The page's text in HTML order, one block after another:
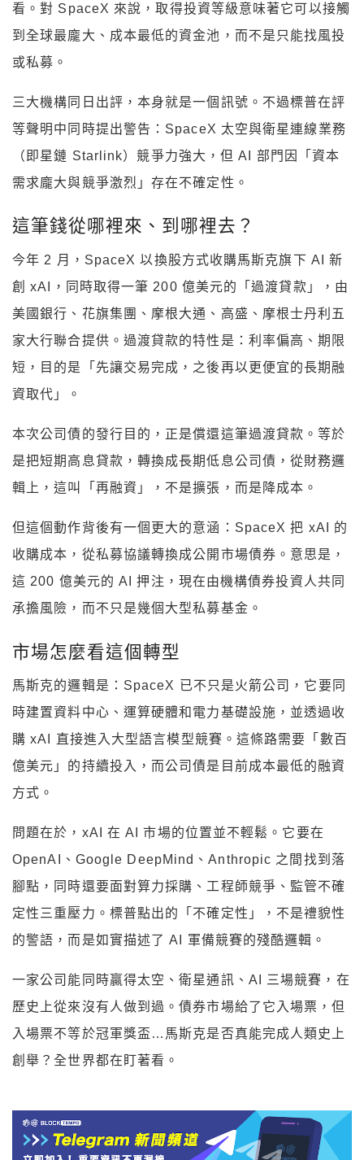
看。對 SpaceX 來說，取得投資等級意味著它可以接觸
到全球最龐大、成本最低的資金池，而不是只能找風投
或私募。
三大機構同日出評，本身就是一個訊號。不過標普在評
等聲明中同時提出警告：SpaceX 太空與衛星連線業務
（即星鏈 Starlink）競爭力強大，但 AI 部門因「資本
需求龐大與競爭激烈」存在不確定性。
這筆錢從哪裡來、到哪裡去？
今年 2 月，SpaceX 以換股方式收購馬斯克旗下 AI 新
創 xAI，同時取得一筆 200 億美元的「過渡貸款」，由
美國銀行、花旗集團、摩根大通、高盛、摩根士丹利五
家大行聯合提供。過渡貸款的特性是：利率偏高、期限
短，目的是「先讓交易完成，之後再以更便宜的長期融
資取代」。
本次公司債的發行目的，正是償還這筆過渡貸款。等於
是把短期高息貸款，轉換成長期低息公司債，從財務邏
輯上，這叫「再融資」，不是擴張，而是降成本。
但這個動作背後有一個更大的意涵：SpaceX 把 xAI 的
收購成本，從私募協議轉換成公開市場債券。意思是，
這 200 億美元的 AI 押注，現在由機構債券投資人共同
承擔風險，而不只是幾個大型私募基金。
市場怎麼看這個轉型
馬斯克的邏輯是：SpaceX 已不只是火箭公司，它要同
時建置資料中心、運算硬體和電力基礎設施，並透過收
購 xAI 直接進入大型語言模型競賽。這條路需要「數百
億美元」的持續投入，而公司債是目前成本最低的融資
方式。
問題在於，xAI 在 AI 市場的位置並不輕鬆。它要在
OpenAI、Google DeepMind、Anthropic 之間找到落
腳點，同時還要面對算力採購、工程師競爭、監管不確
定性三重壓力。標普點出的「不確定性」，不是禮貌性
的警語，而是如實描述了 AI 軍備競賽的殘酷邏輯。
一家公司能同時贏得太空、衛星通訊、AI 三場競賽，在
歷史上從來沒有人做到過。債券市場給了它入場票，但
入場票不等於冠軍獎盃…馬斯克是否真能完成人類史上
創舉？全世界都在盯著看。